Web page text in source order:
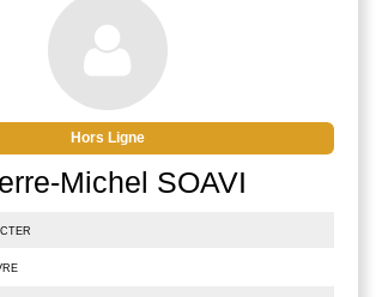
Hors Ligne
Michel SOAVI